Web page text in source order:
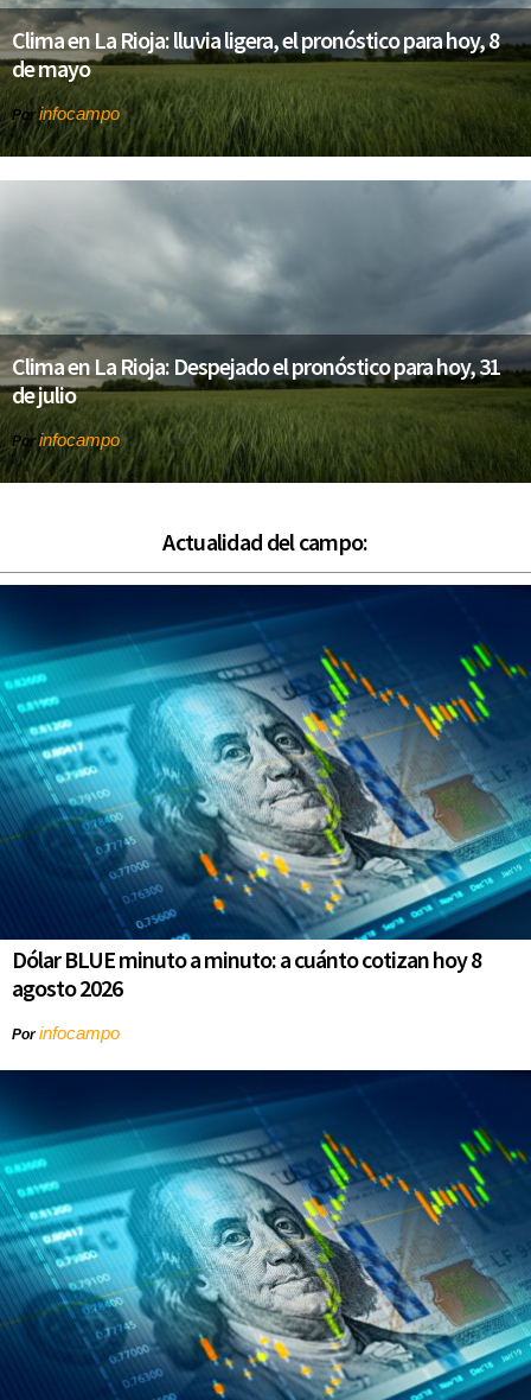
Clima en La Rioja: lluvia ligera, el pronóstico para hoy, 8
de mayo
Porinfocampo
Clima en La Rioja: Despejado el pronóstico para hoy, 31
de julio
Porinfocampo
Actualidad del campo:
Dólar BLUE minuto a minuto: a cuánto cotizan hoy 8
agosto 2026
Porinfocampo